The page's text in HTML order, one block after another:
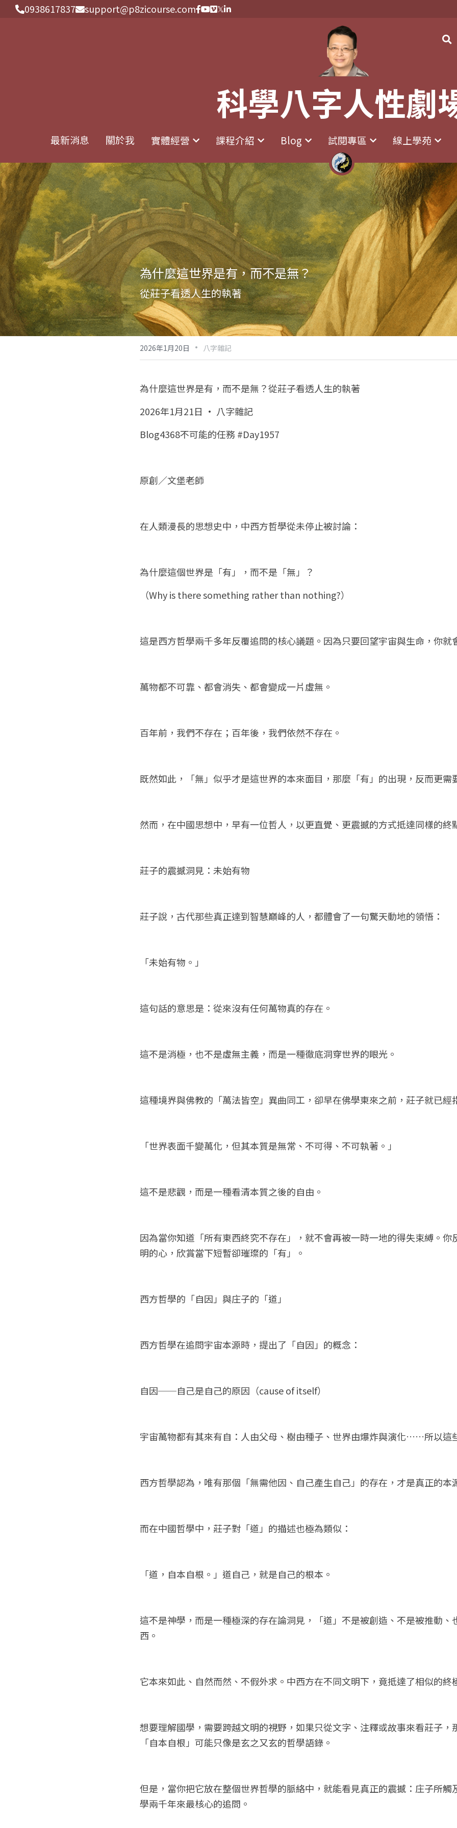
0938617837 support@p8zicourse.com
科學八字人性劇
最新消息 關於我 實體經營 課程介紹 Blog 試閱專區 線上學苑
0938617837 support@p8zicourse.com
科學八字人性劇
最新消息 關於我 實體經營 課程介紹 Blog 試閱專區 線上學苑
為什麼這世界是有，而不是無？
從莊子看透人生的執著
2026年1月20日 · 八字雜記
為什麼這世界是有，而不是無？從莊子看透人生的執著
2026年1月21日 · 八字雜記
Blog4368不可能的任務 #Day1957
原創／文堡老師
在人類漫長的思想史中，中西方哲學從未停止被討論：
為什麼這個世界是「有」，而不是「無」？
（Why is there something rather than nothing?）
這是西方哲學兩千多年反覆追問的核心議題。因為只要回望宇宙與生命，你就
萬物都不可靠、都會消失、都會變成一片虛無。
百年前，我們不存在；百年後，我們依然不存在。
既然如此，「無」似乎才是這世界的本來面目，那麼「有」的出現，反而更需
然而，在中國思想中，早有一位哲人，以更直覺、更震撼的方式抵達同樣的終
莊子的震撼洞見：未始有物
莊子說，古代那些真正達到智慧巔峰的人，都體會了一句驚天動地的領悟：
「未始有物。」
這句話的意思是：從來沒有任何萬物真的存在。
這不是消極，也不是虛無主義，而是一種徹底洞穿世界的眼光。
這種境界與佛教的「萬法皆空」異曲同工，卻早在佛學東來之前，莊子就已經
「世界表面千變萬化，但其本質是無常、不可得、不可執著。」
這不是悲觀，而是一種看清本質之後的自由。
因為當你知道「所有東西終究不存在」，就不會再被一時一地的得失束縛。你
明的心，欣賞當下短暫卻璀璨的「有」。
西方哲學的「自因」與庄子的「道」
西方哲學在追問宇宙本源時，提出了「自因」的概念：
自因──自己是自己的原因（cause of itself）
宇宙萬物都有其來有自：人由父母、樹由種子、世界由爆炸與演化……所以這
西方哲學認為，唯有那個「無需他因、自己產生自己」的存在，才是真正的本
而在中國哲學中，莊子對「道」的描述也極為類似：
「道，自本自根。」道自己，就是自己的根本。
這不是神學，而是一種極深的存在論洞見，「道」不是被創造、不是被推動、
西。
它本來如此、自然而然、不假外求。中西方在不同文明下，竟抵達了相似的終
想要理解國學，需要跨越文明的視野，如果只從文字、注釋或故事來看莊子，
「自本自根」可能只像是玄之又玄的哲學語錄。
但是，當你把它放在整個世界哲學的脈絡中，就能看見真正的震撼：庄子所觸
學兩千年來最核心的追問。